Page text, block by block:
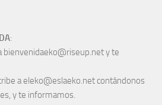
:
bienvenidaeko@riseup.net y te
a eleko@eslaeko.net contándonos
y te informamos.